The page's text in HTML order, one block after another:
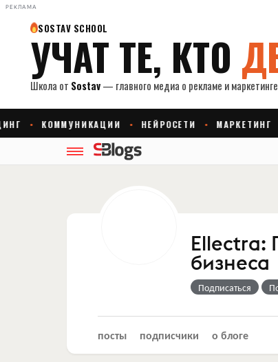
РЕКЛАМА
Ellectra:
бизнеса
Подписаться
посты подписчики о блоге